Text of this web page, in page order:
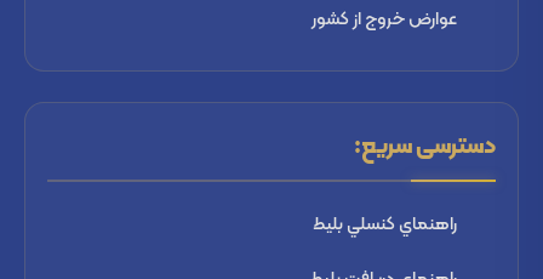
عوارض خروج از کشور
دسترسی سریع:
راهنماي كنسلي بليط